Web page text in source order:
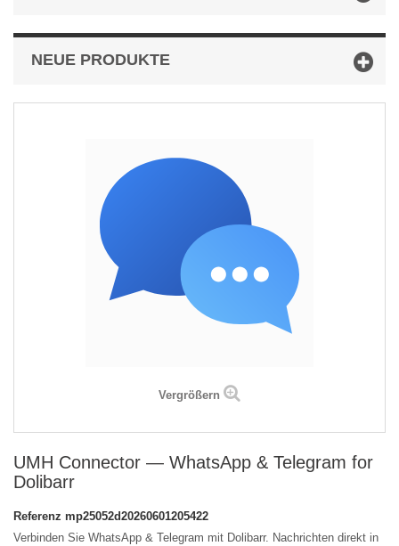
NEUE PRODUKTE
Vergrößern
UMH Connector — WhatsApp & Telegram for
Dolibarr
Referenz mp25052d20260601205422
Verbinden Sie WhatsApp & Telegram mit Dolibarr. Nachrichten direkt in